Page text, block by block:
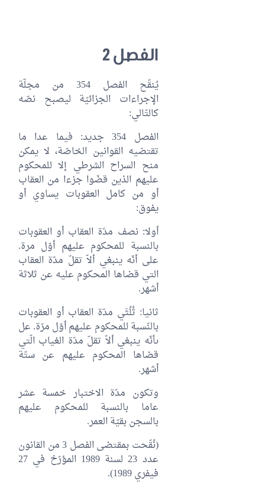
الفصل 2
يُنقّح الفصل 354 من مجلّة
الإجراءات الجزائيّة ليصبح نصّه
كالتّالي:
الفصل 354 جديد: فيما عدا ما
تقتضيه القوانين الخاصّة، لا يمكن
منح السراح الشرطي إلا للمحكوم
عليهم الذين قضَوا جزءا من العقاب
أو من كامل العقوبات يساوي أو
يفوق:
أولا: نصف مدّة العقاب أو العقوبات
بالنسبة للمحكوم عليهم أوّل مرة.
على أنّه ينبغي ألاّ تقلّ مدّة العقاب
التي قضاها المحكوم عليه عن ثلاثة
أشهر.
ثانيا: ثُلُثَي مدّة العقاب أو العقوبات
بالنّسبة للمحكوم عليهم أوّل مرّة. عل
ىأنّه ينبغي ألاّ تقلّ مدّة الغياب الّتي
قضاها المحكوم عليهم عن ستّة
أشهر.
وتكون مدّة الاختبار خمسة عشر
عاما بالنسبة للمحكوم عليهم
بالسجن بقيّة العمر.
(نُقّحت بمقتضى الفصل 3 من القانون
عدد 23 لسنة 1989 المؤرّخ في 27
فيفري 1989).